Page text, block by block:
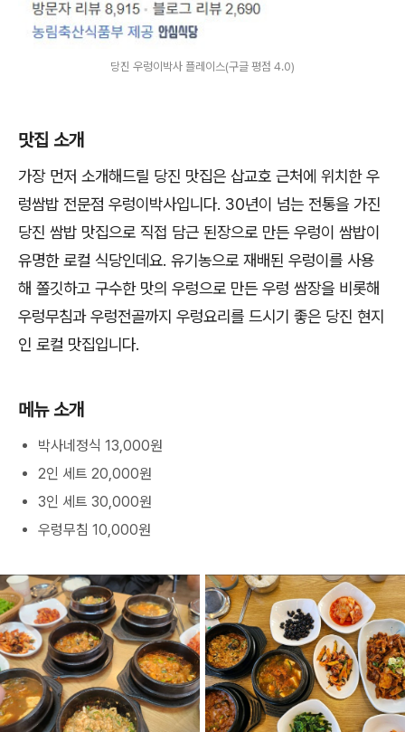
당진 우렁이박사 플레이스(구글 평점 4.0)
맛집 소개
가장 먼저 소개해드릴 당진 맛집은 삽교호 근처에 위치한 우
렁쌈밥 전문점 우렁이박사입니다. 30년이 넘는 전통을 가진
당진 쌈밥 맛집으로 직접 담근 된장으로 만든 우렁이 쌈밥이
유명한 로컬 식당인데요. 유기농으로 재배된 우렁이를 사용
해 쫄깃하고 구수한 맛의 우렁으로 만든 우렁 쌈장을 비롯해
우렁무침과 우렁전골까지 우렁요리를 드시기 좋은 당진 현지
인 로컬 맛집입니다.
메뉴 소개
박사네정식 13,000원
2인 세트 20,000원
3인 세트 30,000원
우렁무침 10,000원